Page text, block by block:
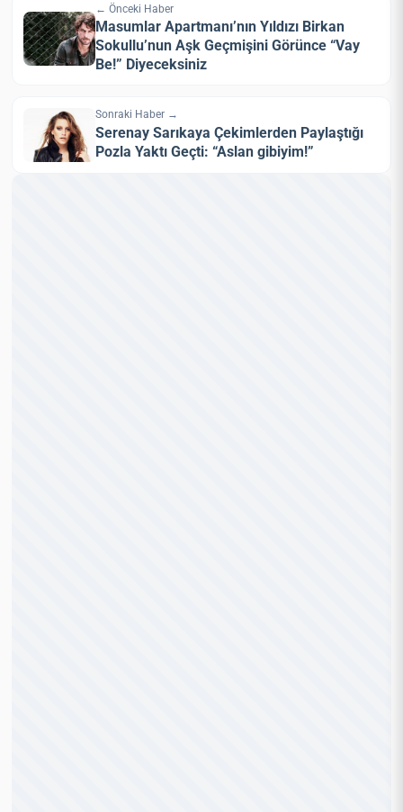
← Önceki Haber
Masumlar Apartmanı’nın Yıldızı Birkan
Sokullu’nun Aşk Geçmişini Görünce “Vay
Be!” Diyeceksiniz
Sonraki Haber →
Serenay Sarıkaya Çekimlerden Paylaştığı
Pozla Yaktı Geçti: “Aslan gibiyim!”